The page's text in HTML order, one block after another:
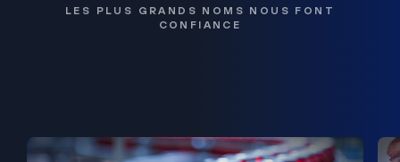
LES PLUS GRANDS NOMS NOUS FONT
CONFIANCE